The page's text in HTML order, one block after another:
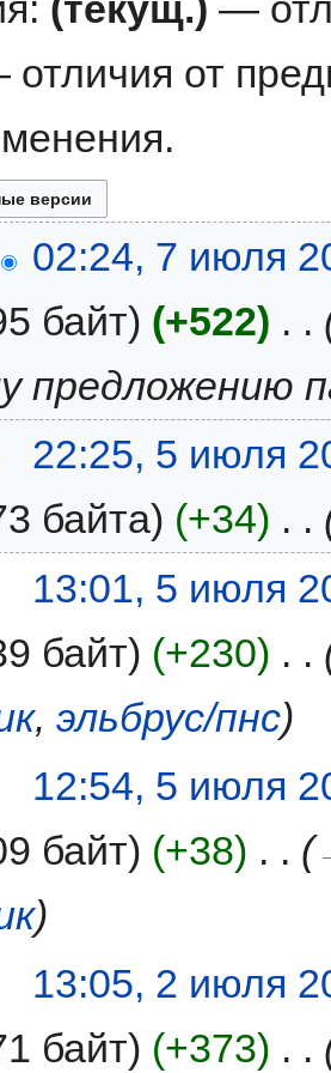
от
02:24, 7 июля
байт
+522
предложению
22:25, 5 июля
байта
+34
13:01, 5 июля
байт
+230
,эльбрус/пнс
12:54, 5 июля
байт
+38
13:05, 2 июля
байт
+373